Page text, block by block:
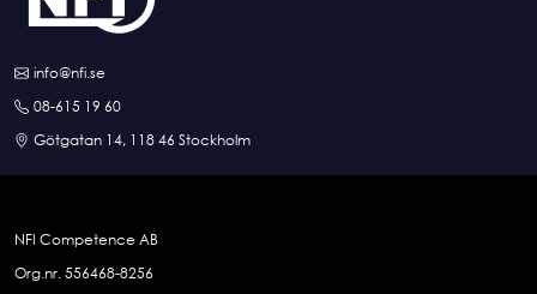
info@nfi.se
08-615 19 60
Götgatan 14, 118 46 Stockholm
NFI Competence AB
Org.nr. 556468-8256